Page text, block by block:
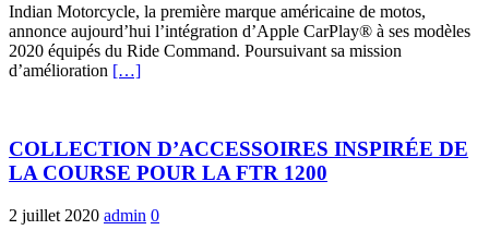
Indian Motorcycle, la première marque américaine de motos,
annonce aujourd’hui l’intégration d’Apple CarPlay® à ses modèles
2020 équipés du Ride Command. Poursuivant sa mission
d’amélioration […]
COLLECTION D’ACCESSOIRES INSPIRÉE DE
LA COURSE POUR LA FTR 1200
2 juillet 2020 admin 0